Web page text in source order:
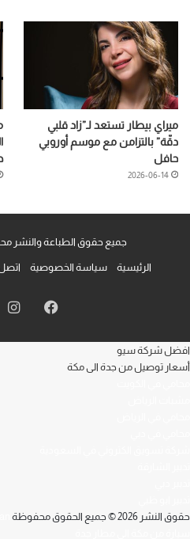
ميراي بيطار تستعد لـ”زاد قلبي
دقّة” بالتزامن مع موسم أوروبي
حافل
2026-06-14
جميع حقوق الطباعة والنشر
الرئيسية سياسة الخصوصية اتصل
فيسبوك
افضل شركة سيو
أسعار توصيل من جدة الى مكة
حقوق النشر 2026 © جميع الحقوق محفوظة